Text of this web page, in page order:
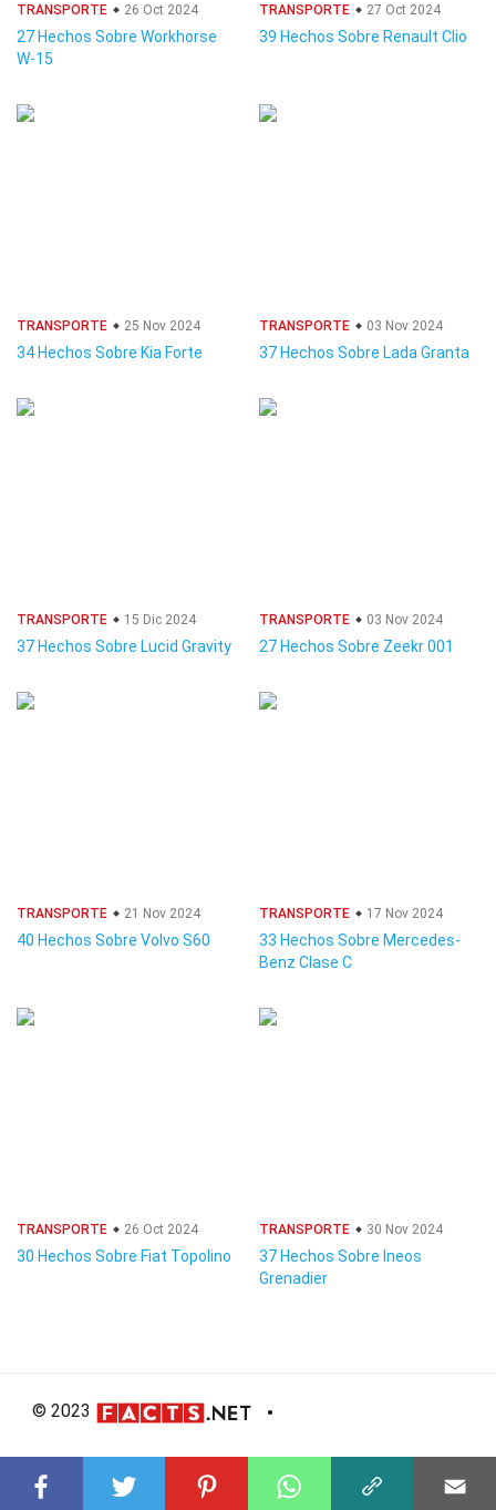
TRANSPORTE 26 Oct 2024
27 Hechos Sobre Workhorse
W-15
TRANSPORTE 27 Oct 2024
39 Hechos Sobre Renault Clio
TRANSPORTE 25 Nov 2024
34 Hechos Sobre Kia Forte
TRANSPORTE 03 Nov 2024
37 Hechos Sobre Lada Granta
TRANSPORTE 15 Dic 2024
37 Hechos Sobre Lucid Gravity
TRANSPORTE 03 Nov 2024
27 Hechos Sobre Zeekr 001
TRANSPORTE 21 Nov 2024
40 Hechos Sobre Volvo S60
TRANSPORTE 17 Nov 2024
33 Hechos Sobre Mercedes-
Benz Clase C
TRANSPORTE 26 Oct 2024
30 Hechos Sobre Fiat Topolino
TRANSPORTE 30 Nov 2024
37 Hechos Sobre Ineos
Grenadier
© 2023
About Us